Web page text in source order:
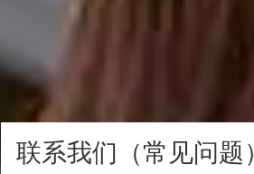
联系我们（常见问题）